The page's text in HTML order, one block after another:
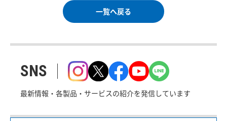
一覧へ戻る
SNS
最新情報・各製品・サービスの紹介を発信しています